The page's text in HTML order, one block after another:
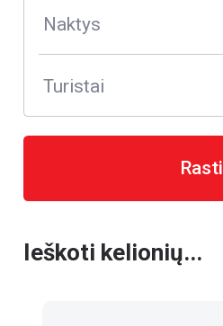
Naktys
Turistai
Rasti
Ieškoti kelionių...